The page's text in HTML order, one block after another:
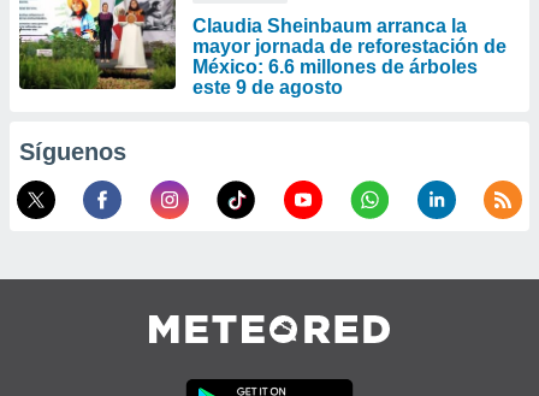
Claudia Sheinbaum arranca la
mayor jornada de reforestación de
México: 6.6 millones de árboles
este 9 de agosto
Síguenos